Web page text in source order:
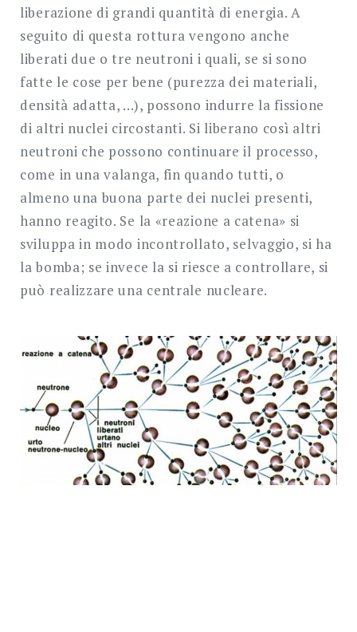
liberazione di grandi quantità di energia. A
seguito di questa rottura vengono anche
liberati due o tre neutroni i quali, se si sono
fatte le cose per bene (purezza dei materiali,
densità adatta, …), possono indurre la fissione
di altri nuclei circostanti. Si liberano così altri
neutroni che possono continuare il processo,
come in una valanga, fin quando tutti, o
almeno una buona parte dei nuclei presenti,
hanno reagito. Se la «reazione a catena» si
sviluppa in modo incontrollato, selvaggio, si ha
la bomba; se invece la si riesce a controllare, si
può realizzare una centrale nucleare.